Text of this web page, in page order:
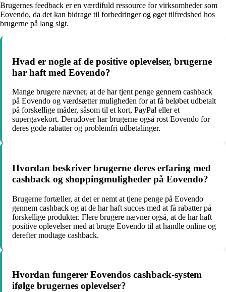
Brugernes feedback er en værdifuld ressource for virksomheder som
Eovendo, da det kan bidrage til forbedringer og øget tilfredshed hos
brugerne på lang sigt.
Hvad er nogle af de positive oplevelser, brugerne
har haft med Eovendo?
Mange brugere nævner, at de har tjent penge gennem cashback
på Eovendo og værdsætter muligheden for at få beløbet udbetalt
på forskellige måder, såsom til et kort, PayPal eller et
supergavekort. Derudover har brugerne også rost Eovendo for
deres gode rabatter og problemfri udbetalinger.
Hvordan beskriver brugerne deres erfaring med
cashback og shoppingmuligheder på Eovendo?
Brugerne fortæller, at det er nemt at tjene penge på Eovendo
gennem cashback og at de har haft succes med at få rabatter på
forskellige produkter. Flere brugere nævner også, at de har haft
positive oplevelser med at bruge Eovendo til at handle online og
derefter modtage cashback.
Hvordan fungerer Eovendos cashback-system
ifølge brugernes oplevelser?